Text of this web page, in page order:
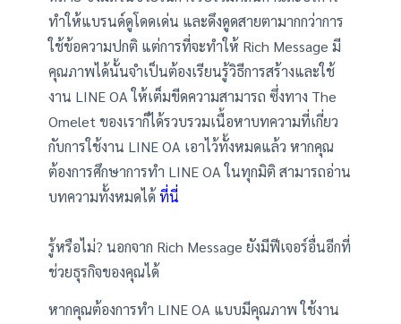
ทำให้แบรนด์ดูโดดเด่น และดึงดูดสายตามากกว่าการ
ใช้ข้อความปกติ แต่การที่จะทำให้ Rich Message มี
คุณภาพได้นั้นจำเป็นต้องเรียนรู้วิธีการสร้างและใช้
งาน LINE OA ให้เต็มขีดความสามารถ ซึ่งทาง The
Omelet ของเราก็ได้รวบรวมเนื้อหาบทความที่เกี่ยว
กับการใช้งาน LINE OA เอาไว้ทั้งหมดแล้ว หากคุณ
ต้องการศึกษาการทำ LINE OA ในทุกมิติ สามารถอ่าน
บทความทั้งหมดได้ที่นี่
รู้หรือไม่? นอกจาก Rich Message ยังมีฟีเจอร์อื่นอีกที่
ช่วยธุรกิจของคุณได้
หากคุณต้องการทำ LINE OA แบบมีคุณภาพ ใช้งาน